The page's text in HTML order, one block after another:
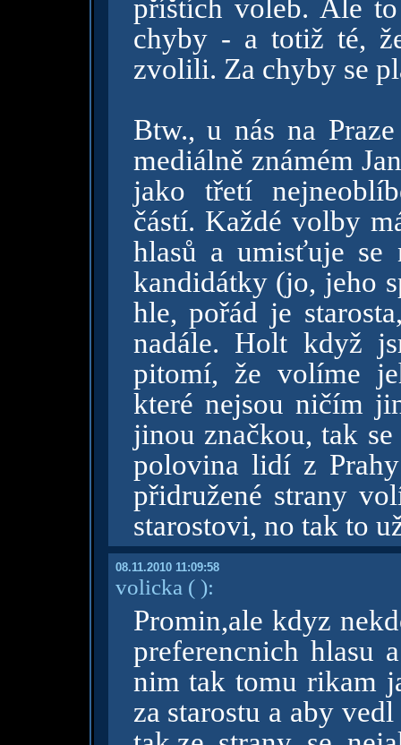
příštích voleb. Ale
chyby - a totiž té,
zvolili. Za chyby se
Btw., u nás na
mediálně známém
jako třetí
částí. Každé volby
hlasů a umisťuje se
kandidátky (jo, jeho
hle, pořád je
nadále. Holt když
pitomí, že volíme
které nejsou ničím
jinou značkou, tak
polovina lidí z
přidružené strany
starostovi, no tak to
08.11.2010 11:09:58
volicka ( ):
Promin,ale kdyz
preferencnich
nim tak tomu rikam
za starostu a aby